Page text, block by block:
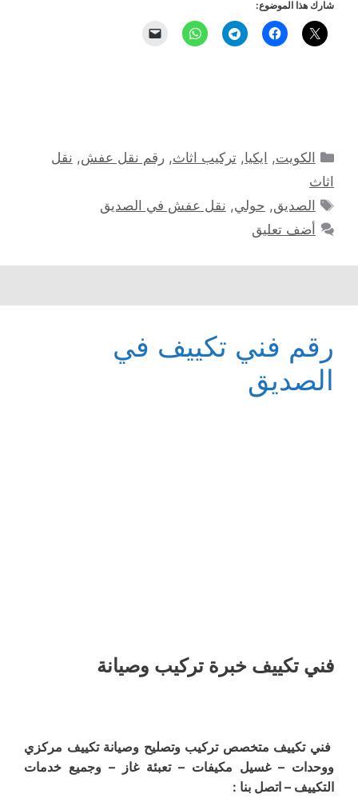
شارك هذا الموضوع:
التصنيفات
الكويت, ايكيا,تركيب اثاث,رقم نقل عفش, نقل
اثاث
الوسوم
الصديق, حولي, نقل عفش في الصديق
أضف تعليق
رقم فني تكييف في
الصديق
فني تكييف خبرة تركيب وصيانة
فني تكييف متخصص تركيب وتصليح وصيانة تكييف مركزي
ووحدات – غسيل مكيفات – تعبئة غاز – وجميع خدمات
التكييف – اتصل بنا :